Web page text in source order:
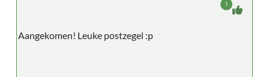
Aangekomen! Leuke postzegel :p
1